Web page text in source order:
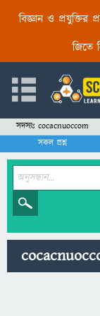
বিজ্ঞান ও প্রযুক্তির
জিতে
সদস্যঃ cocacnuoccom
সকল প্রশ্ন